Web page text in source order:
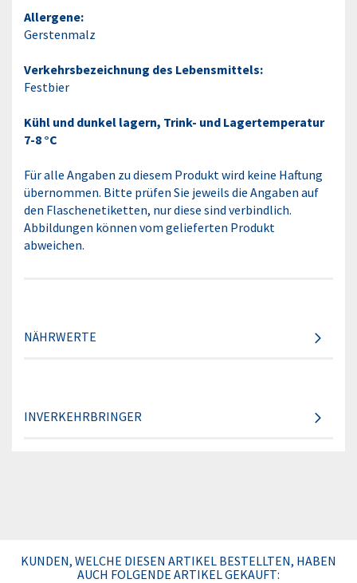
Allergene:
Gerstenmalz
Verkehrsbezeichnung des Lebensmittels:
Festbier
Kühl und dunkel lagern, Trink- und Lagertemperatur
7-8 °C
Für alle Angaben zu diesem Produkt wird keine Haftung
übernommen. Bitte prüfen Sie jeweils die Angaben auf
den Flaschenetiketten, nur diese sind verbindlich.
Abbildungen können vom gelieferten Produkt
abweichen.
NÄHRWERTE
INVERKEHRBRINGER
KUNDEN, WELCHE DIESEN ARTIKEL BESTELLTEN, HABEN
AUCH FOLGENDE ARTIKEL GEKAUFT: